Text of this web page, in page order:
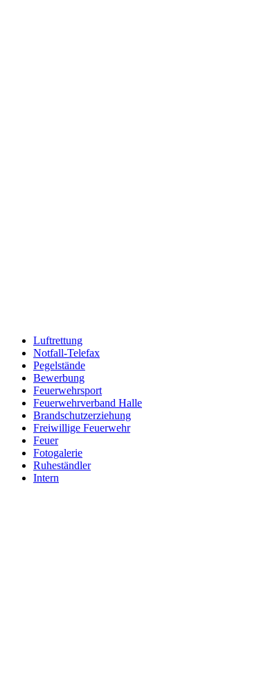
Luftrettung
Notfall-Telefax
Pegelstände
Bewerbung
Feuerwehrsport
Feuerwehrverband Halle
Brandschutzerziehung
Freiwillige Feuerwehr
Feuer
Fotogalerie
Ruheständler
Intern